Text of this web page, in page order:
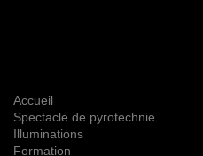
Accueil
Spectacle de pyrotechnie
Illuminations
Formation